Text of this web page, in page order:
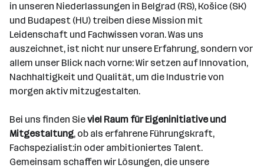
in unseren Niederlassungen in Belgrad (RS), Košice (SK)
und Budapest (HU) treiben diese Mission mit
Leidenschaft und Fachwissen voran. Was uns
auszeichnet, ist nicht nur unsere Erfahrung, sondern vor
allem unser Blick nach vorne: Wir setzen auf Innovation,
Nachhaltigkeit und Qualität, um die Industrie von
morgen aktiv mitzugestalten.
Bei uns finden Sieviel Raum für Eigeninitiative und
Mitgestaltung, ob als erfahrene Führungskraft,
Fachspezialist:in oder ambitioniertes Talent.
Gemeinsam schaffen wir Lösungen, die unsere